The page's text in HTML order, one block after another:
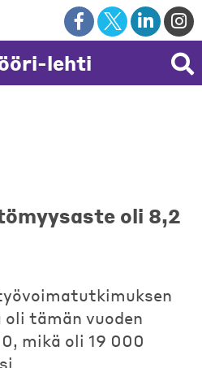
lehti
oli 8,2
tämän vuoden
mikä oli 19 000